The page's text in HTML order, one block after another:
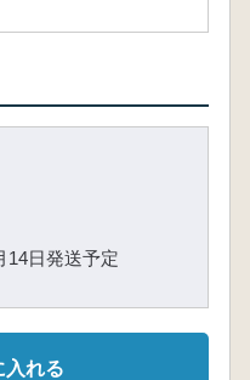
14日発送予定
入れる